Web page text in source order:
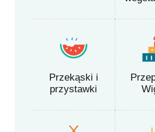
Przekąski i
przystawki